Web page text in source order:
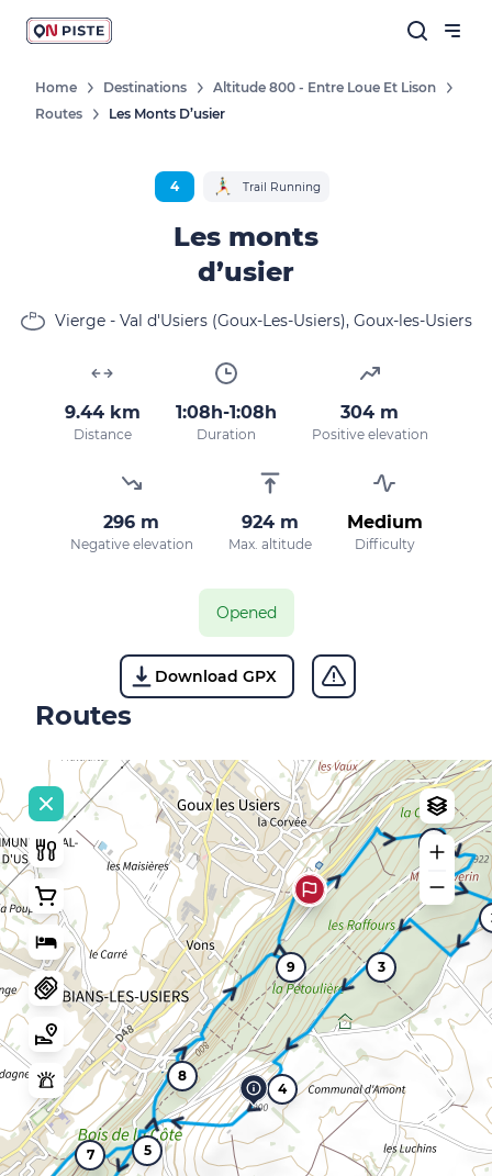
Home Destinations
Altitude 800 - Entre Loue Et Lison
Routes
Les Monts D’usier
4 Trail Running
Les monts
d’usier
Vierge - Val d'Usiers (Goux-Les-Usiers), Goux-les-Usiers
9.44 km
Distance
1:08h-1:08h
Duration
304 m
Positive elevation
296 m
Negative elevation
924 m
Max. altitude
Medium
Difficulty
Opened
Download GPX
Routes
1
3
4
5
7
8
9